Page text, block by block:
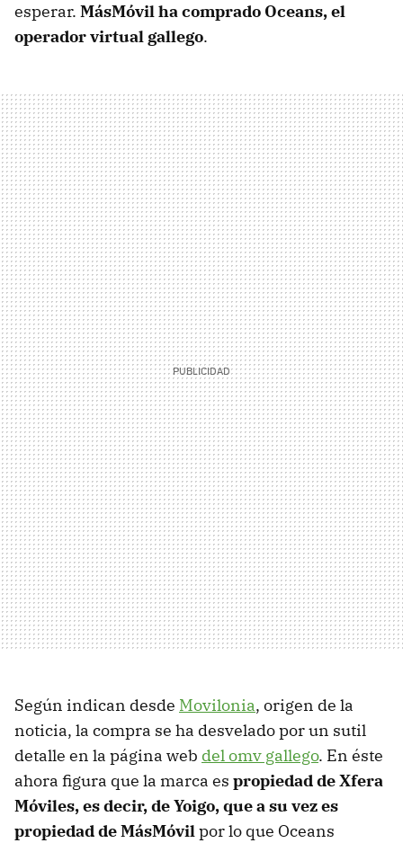
esperar. MásMóvil ha comprado Oceans, el
operador virtual gallego.
Según indican desde Movilonia, origen de la
noticia, la compra se ha desvelado por un sutil
detalle en la página web del omv gallego. En éste
ahora figura que la marca es propiedad de Xfera
Móviles, es decir, de Yoigo, que a su vez es
propiedad de MásMóvilpor lo que Oceans